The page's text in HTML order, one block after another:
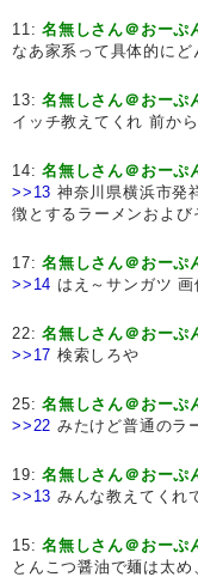
11:名無しさん＠おーぷ
なあ家系って具体的にど
13:名無しさん＠おーぷ
イッチ教えてくれ 前か
14:名無しさん＠おーぷ
>>13 神奈川県横浜市発
徴とするラーメンおよび
17:名無しさん＠おーぷ
>>14 はえ～サンガツ
22:名無しさん＠おーぷ
>>17 検索しろや
25:名無しさん＠おーぷ
>>22 みたけど普通のラ
19:名無しさん＠おーぷ
>>13 みんな教えてくれ
15:名無しさん＠おーぷ
とんこつ醤油で麺は太